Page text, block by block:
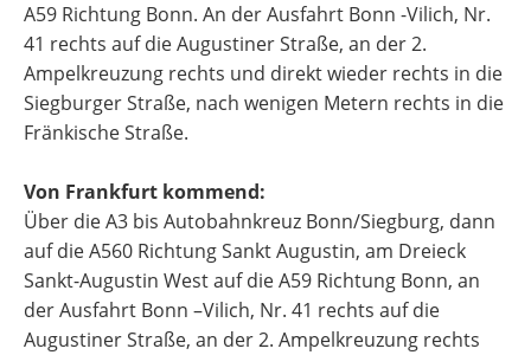
A59 Richtung Bonn. An der Ausfahrt Bonn -Vilich, Nr.
41 rechts auf die Augustiner Straße, an der 2.
Ampelkreuzung rechts und direkt wieder rechts in die
Siegburger Straße, nach wenigen Metern rechts in die
Fränkische Straße.
Von Frankfurt kommend:
Über die A3 bis Autobahnkreuz Bonn/Siegburg, dann
auf die A560 Richtung Sankt Augustin, am Dreieck
Sankt-Augustin West auf die A59 Richtung Bonn, an
der Ausfahrt Bonn –Vilich, Nr. 41 rechts auf die
Augustiner Straße, an der 2. Ampelkreuzung rechts